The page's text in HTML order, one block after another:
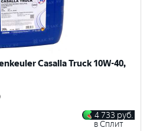
Casalla Truck 10W-40,
4 733 руб.
в Сплит